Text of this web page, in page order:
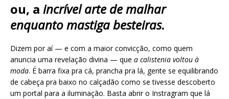
at
s
A
p
p
ai
l
ar
e
ou, a incrível arte de malhar
enquanto mastiga besteiras.
Dizem por aí — e com a maior convicção, como quem
anuncia uma revelação divina — que a calistenia voltou à
moda. É barra fixa pra cá, prancha pra lá, gente se equilibrando
de cabeça pra baixo no calçadão como se tivesse descoberto
um portal para a iluminação. Basta abrir o Instragram que lá